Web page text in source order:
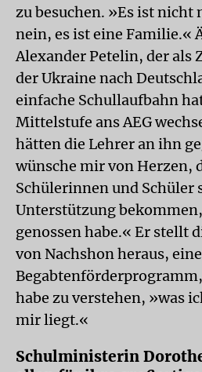
zu besuchen. »Es ist nicht
nein, es ist eine Familie.«
Alexander Petelin, der als
der Ukraine nach
einfache Schullaufbahn
Mittelstufe ans AEG
hätten die Lehrer an ihn
wünsche mir von Herzen,
Schülerinnen und Schüler
Unterstützung
genossen habe.« Er stellt
von Nachshon heraus,
habe zu verstehen, »was
mir liegt.«
Schulministerin